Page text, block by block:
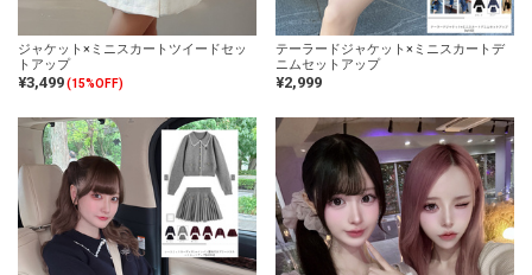
ジャケット×ミニスカートツイードセッ
トアップ
¥3,499(15%OFF)
テーラードジャケット×ミニスカートデ
ニムセットアップ
¥2,999